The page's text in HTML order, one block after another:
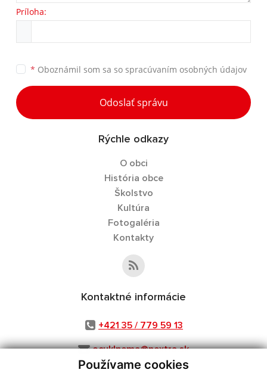
Používame cookies
Príloha:
* Oboznámil som sa so spracúvaním osobných údajov
Odoslať správu
Rýchle odkazy
O obci
História obce
Školstvo
Kultúra
Fotogaléria
Kontakty
Kontaktné informácie
+421 35 / 779 59 13
ocuklnema@nextra.sk